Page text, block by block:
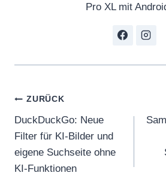
Pro XL mit
Beitragsnavigation
ZURÜCK
DuckDuckGo: Neue
Filter für KI-Bilder und
eigene Suchseite ohne
KI-Funktionen